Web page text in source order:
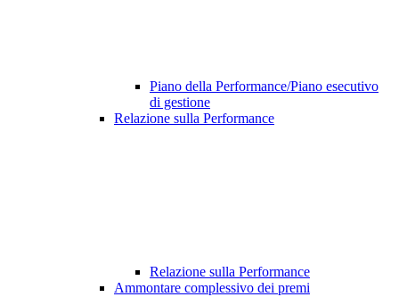
Piano della Performance/Piano esecutivo
di gestione
Relazione sulla Performance
Relazione sulla Performance
Ammontare complessivo dei premi